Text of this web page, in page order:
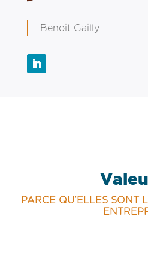
Benoit Gailly
PARCE QU’ELLES SONT